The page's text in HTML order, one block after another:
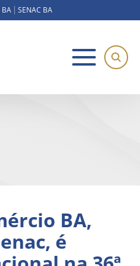
BA SENAC BA
BA,
é